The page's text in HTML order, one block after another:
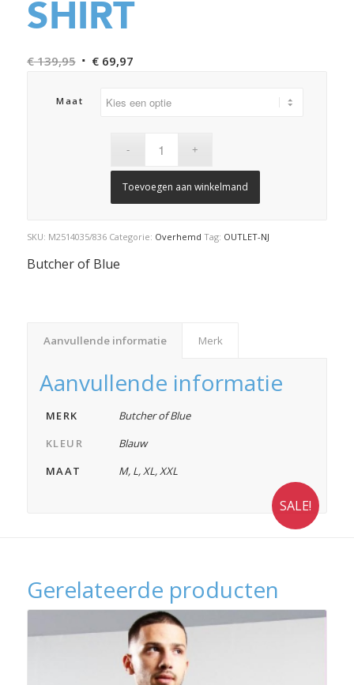
SALE!
SHIRT
€139,95 Oorspronkelijke
was:
€69,97Huidige
Maat
Toevoegen aan winkelmand
SKU: M2514035/836 Categorie: Overhemd Tag: OUTLET-NJ
Butcher of Blue
Aanvullende informatie Merk
Aanvullende informatie
MERK
Butcher of Blue
KLEUR
Blauw
MAAT
M, L,XL,XXL
Gerelateerde producten